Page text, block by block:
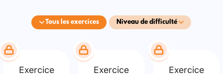
Tous les exercices Niveau de difficulté
Exercice Exercice Exercice